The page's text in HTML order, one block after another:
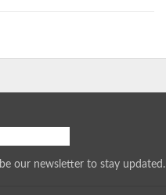
our newsletter to stay updated.